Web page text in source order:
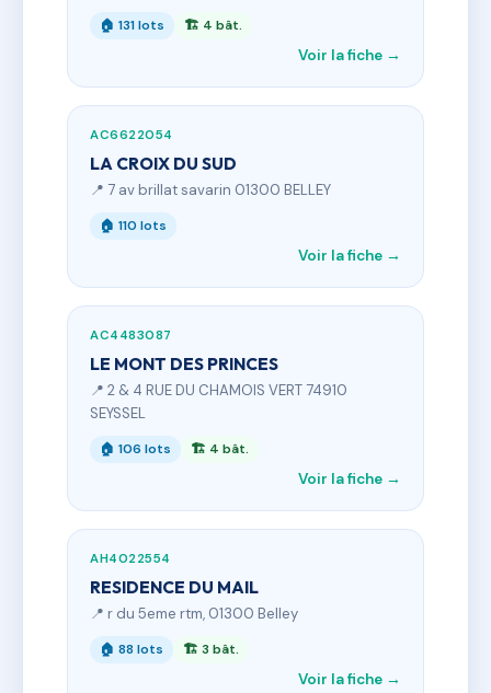
🏠 131 lots 🏗 4 bât.
Voir la fiche →
AC6622054
LA CROIX DU SUD
📍 7 av brillat savarin 01300 BELLEY
🏠 110 lots
Voir la fiche →
AC4483087
LE MONT DES PRINCES
📍 2 & 4 RUE DU CHAMOIS VERT 74910
SEYSSEL
🏠 106 lots 🏗 4 bât.
Voir la fiche →
AH4022554
RESIDENCE DU MAIL
📍 r du 5eme rtm, 01300 Belley
🏠 88 lots 🏗 3 bât.
Voir la fiche →